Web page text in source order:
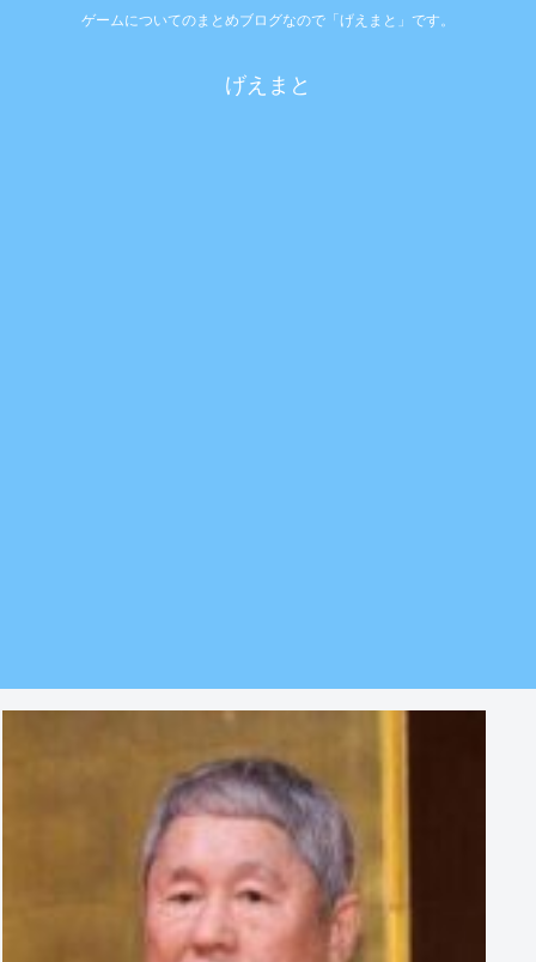
ゲームについてのまとめブログなので「げえまと」です。
げえまと